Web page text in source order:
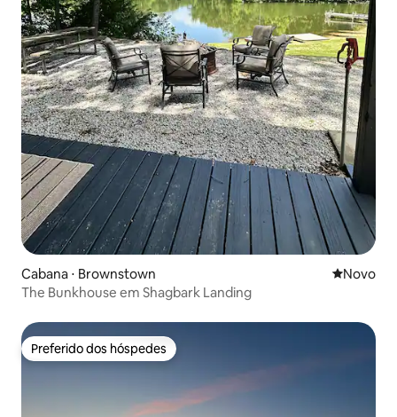
Cabana ⋅ Brownstown Novo
Novo
The Bunkhouse em Shagbark Landing
Preferido dos hóspedes
Preferido dos hóspedes